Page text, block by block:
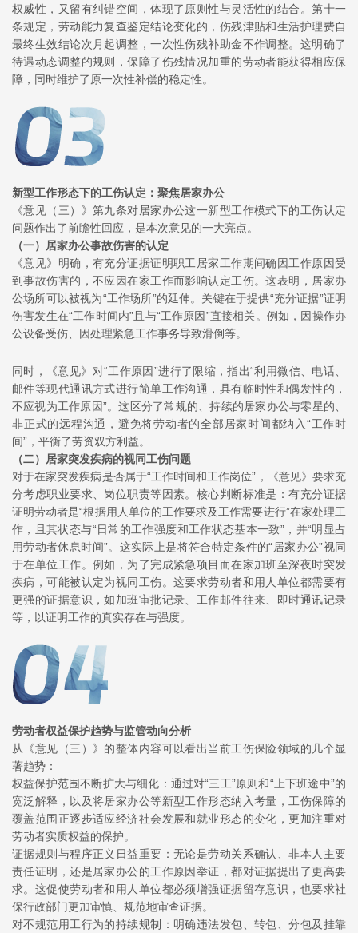
权威性，又留有纠错空间，体现了原则性与灵活性的结合。第十一
条规定，劳动能力复查鉴定结论变化的，伤残津贴和生活护理费自
最终生效结论次月起调整，一次性伤残补助金不作调整。这明确了
待遇动态调整的规则，保障了伤残情况加重的劳动者能获得相应保
障，同时维护了原一次性补偿的稳定性。
新型工作形态下的工伤认定：聚焦居家办公
《意见（三）》第九条对居家办公这一新型工作模式下的工伤认定
问题作出了前瞻性回应，是本次意见的一大亮点。
（一）
居家办公事故伤害的认定
《意见》明确，有充分证据证明职工居家工作期间确因工作原因受
到事故伤害的，不应因在家工作而影响认定工伤。这表明，居家办
公场所可以被视为“工作场所”的延伸。关键在于提供“充分证据”证明
伤害发生在“工作时间内”且与“工作原因”直接相关。例如，因操作办
公设备受伤、因处理紧急工作事务导致滑倒等。
同时，《意见》对“工作原因”进行了限缩，指出“利用微信、电话、
邮件等现代通讯方式进行简单工作沟通，具有临时性和偶发性的，
不应视为工作原因”。这区分了常规的、持续的居家办公与零星的、
非正式的远程沟通，避免将劳动者的全部居家时间都纳入“工作时
间”，平衡了劳资双方利益。
（二）
居家突发疾病的视同工伤问题
对于在家突发疾病是否属于“工作时间和工作岗位”，《意见》要求充
分考虑职业要求、岗位职责等因素。核心判断标准是：有充分证据
证明劳动者是“根据用人单位的工作要求及工作需要进行”在家处理工
作，且其状态与“日常的工作强度和工作状态基本一致”，并“明显占
用劳动者休息时间”。这实际上是将符合特定条件的“居家办公”视同
于在单位工作。例如，为了完成紧急项目而在家加班至深夜时突发
疾病，可能被认定为视同工伤。这要求劳动者和用人单位都需要有
更强的证据意识，如加班审批记录、工作邮件往来、即时通讯记录
等，以证明工作的真实存在与强度。
劳动者权益保护趋势与监管动向分析
从《意见（三）》的整体内容可以看出当前工伤保险领域的几个显
著趋势：
权益保护范围不断扩大与细化：通过对“三工”原则和“上下班途中”的
宽泛解释，以及将居家办公等新型工作形态纳入考量，工伤保障的
覆盖范围正逐步适应经济社会发展和就业形态的变化，更加注重对
劳动者实质权益的保护。
证据规则与程序正义日益重要：无论是劳动关系确认、非本人主要
责任证明，还是居家办公的工作原因举证，都对证据提出了更高要
求。这促使劳动者和用人单位都必须增强证据留存意识，也要求社
保行政部门更加审慎、规范地审查证据。
对不规范用工行为的持续规制：明确违法发包、转包、分包及挂靠